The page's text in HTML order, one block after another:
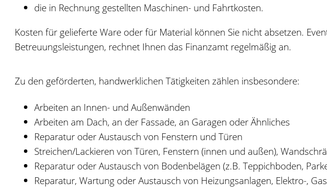
die in Rechnung gestellten Maschinen- und Fahrtkosten.
Kosten für gelieferte Ware oder für Material können Sie nicht absetzen.
Betreuungsleistungen, rechnet Ihnen das Finanzamt regelmäßig an.
Zu den geförderten, handwerklichen Tätigkeiten zählen insbesondere:
Arbeiten an Innen- und Außenwänden
Arbeiten am Dach, an der Fassade, an Garagen oder Ähnliches
Reparatur oder Austausch von Fenstern und Türen
Streichen/Lackieren von Türen, Fenstern (innen und außen),
Reparatur oder Austausch von Bodenbelägen (z.B. Teppichboden,
Reparatur, Wartung oder Austausch von Heizungsanlagen, Elektro-,